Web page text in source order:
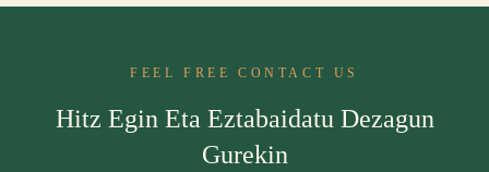
FEEL FREE CONTACT US
Hitz Egin Eta Eztabaidatu Dezagun
Gurekin